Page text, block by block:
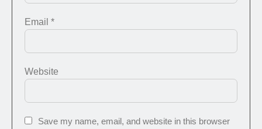
Email *
Website
Save my name, email, and website in this browser